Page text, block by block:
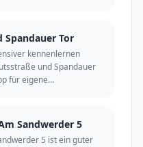
Spandauer Tor
kennenlernen
und Spandauer
für eigene
Sandwerder 5
5 ist ein guter